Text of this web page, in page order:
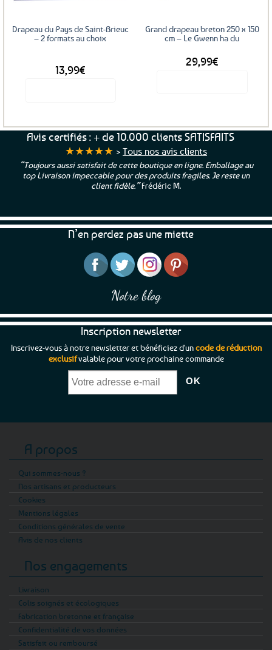
sur
Drapeau du Pays de Saint-Brieuc
– 2 formats au choix
13,99€
a
variations.
choisies
Grand drapeau breton 250 x 150
cm – Le Gwenn ha du
29,99€
Avis certifiés : + de 10.000 clients SATISFAITS
★★★★★ > Tous nos avis clients
“Toujours aussi satisfait de cette boutique en ligne. Emballage au
top Livraison impeccable pour des produits fragiles. Je reste un
client fidèle.”Frédéric M.
N’en perdez pas une miette
Notre blog
Inscription newsletter
Inscrivez-vous à notre newsletter et bénéficiez d'uncode de réduction
exclusifvalable pour votre prochaine commande
A propos
Qui sommes-nous ?
Nos artisans et producteurs
Cookies
Mentions légales
Conditions générales de vente
Avis de nos clients
Nos engagements
Livraison
Colis soignés et écologiques
Fabrication bretonne et française
Confidentialité de vos données
Satisfait ou remboursé